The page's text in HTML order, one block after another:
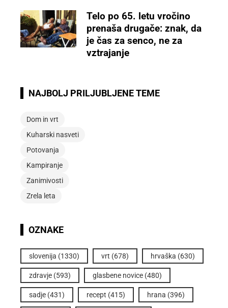
Telo po 65. letu vročino
prenaša drugače: znak, da
je čas za senco, ne za
vztrajanje
NAJBOLJ PRILJUBLJENE TEME
Dom in vrt
Kuharski nasveti
Potovanja
Kampiranje
Zanimivosti
Zrela leta
OZNAKE
slovenija (1330) vrt (678) hrvaška (630)
zdravje (593) glasbene novice (480)
sadje (431) recept (415) hrana (396)